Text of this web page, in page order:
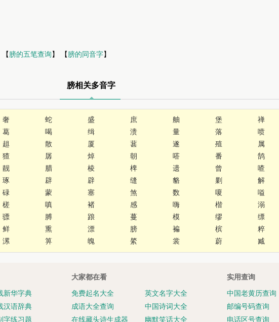
【膀的五笔查询 】 【 膀的同音字】
膀相关多音字
奢 蛇 盛 庶 舳 堡
禅
葛 喝 缉 溃 量 落
喷
趄 散 厦 葚 遂 殖
属
猹 孱 焯 朝 嗒 番
鹄
靓 腊 棱 椑 遗 曾
喳
琢 辟 辟 缝 貉 剿
解
碌 蒙 塞 煞 数 嗄
嗌
槎 嗔 褚 感 嗨 楷
溺
骠 膊 踉 蔓 模 缪
缥
鲜 熏 漂 膀 褊 槟
粹
漯 箅 魄 綮 裳 蔚 臧
新华字典
汉语辞典
字练习题
大家都在看
免费起名大全
英文名字大全
成语大全查询
中国诗词大全
在线藏头诗生成器
幽默笑话大全
实用查询
中国老黄历查询
邮编号码查询
电话区号查询